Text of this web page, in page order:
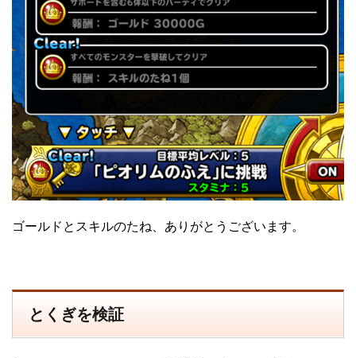
ゴールドとスキルのたね、ありがとうございます。
とくぎを検証